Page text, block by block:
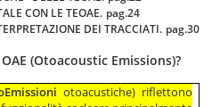
CON LE TEOAE. pag.24
DEI TRACCIATI. pag.30
(Otoacoustic Emissions)?
otoacustiche) riflettono